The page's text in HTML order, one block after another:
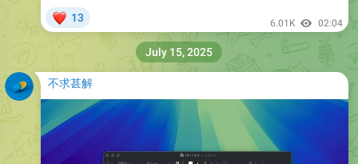
13 6.01K 02:04
不求甚解
July 15, 2025